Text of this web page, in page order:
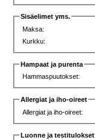
Sisäelimet yms.
Maksa:
Kurkku:
Hampaat ja purenta
Hammaspuutokset:
Allergiat ja iho-oireet
Allergiat ja iho-oireet:
Luonne ja testitulokset